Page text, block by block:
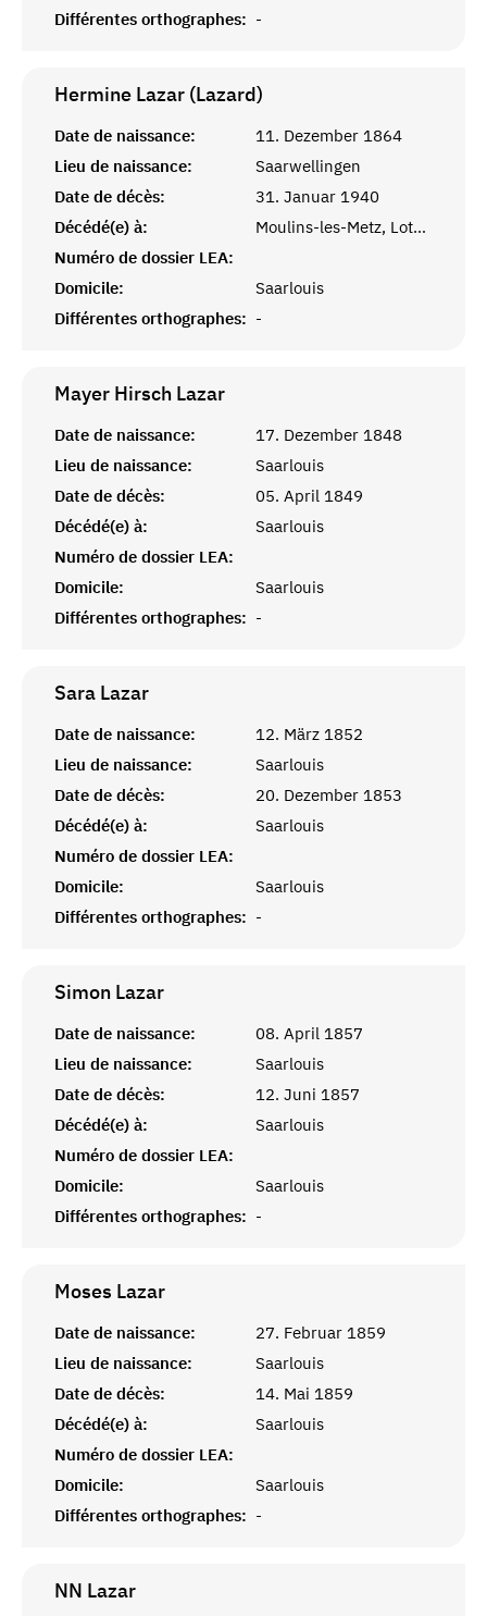
Différentes orthographes: -
Hermine Lazar (Lazard)
Date de naissance:
11. Dezember 1864
Lieu de naissance:
Saarwellingen
Date de décès:
31. Januar 1940
Décédé(e) à:
Moulins-les-Metz, Lothringen
Numéro de dossier LEA:
Domicile:
Saarlouis
Différentes orthographes: -
Mayer Hirsch Lazar
Date de naissance:
17. Dezember 1848
Lieu de naissance:
Saarlouis
Date de décès:
05. April 1849
Décédé(e) à:
Saarlouis
Numéro de dossier LEA:
Domicile:
Saarlouis
Différentes orthographes: -
Sara Lazar
Date de naissance:
12. März 1852
Lieu de naissance:
Saarlouis
Date de décès:
20. Dezember 1853
Décédé(e) à:
Saarlouis
Numéro de dossier LEA:
Domicile:
Saarlouis
Différentes orthographes: -
Simon Lazar
Date de naissance:
08. April 1857
Lieu de naissance:
Saarlouis
Date de décès:
12. Juni 1857
Décédé(e) à:
Saarlouis
Numéro de dossier LEA:
Domicile:
Saarlouis
Différentes orthographes: -
Moses Lazar
Date de naissance:
27. Februar 1859
Lieu de naissance:
Saarlouis
Date de décès:
14. Mai 1859
Décédé(e) à:
Saarlouis
Numéro de dossier LEA:
Domicile:
Saarlouis
Différentes orthographes: -
NN Lazar